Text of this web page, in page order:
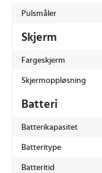
Pulsmåler
Skjerm
Fargeskjerm
Skjermoppløsning
Batteri
Batterikapasitet
Batteritype
Batteritid